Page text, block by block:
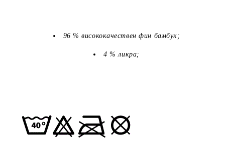
96 % висококачествен фин бамбук;
4 % ликра;